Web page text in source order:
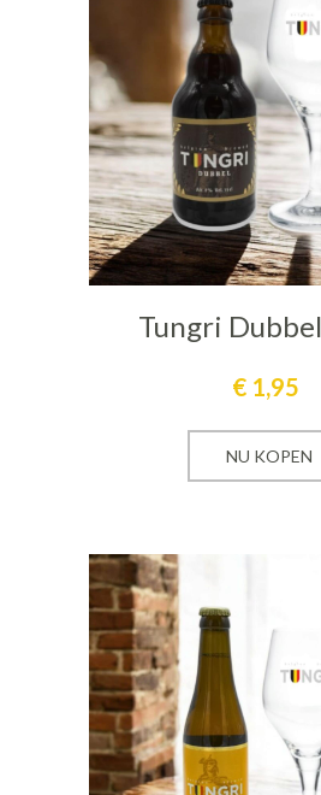
Tungri
€ 1,95
NU KOPEN